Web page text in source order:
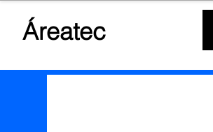
Áreatec